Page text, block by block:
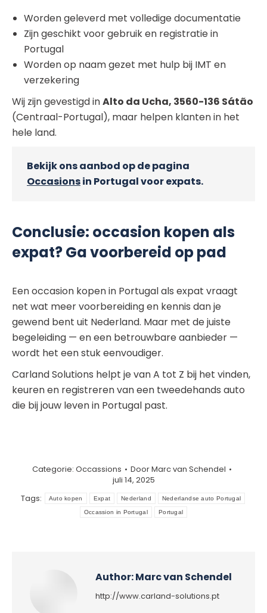
Worden geleverd met volledige documentatie
Zijn geschikt voor gebruik en registratie in
Portugal
Worden op naam gezet met hulp bij IMT en
verzekering
Wij zijn gevestigd inAlto da Ucha, 3560-136 Sátão
(Centraal-Portugal), maar helpen klanten in het
hele land.
Bekijk ons aanbod op de pagina
Occasionsin Portugal voor expats.
Conclusie: occasion kopen als
expat? Ga voorbereid op pad
Een occasion kopen in Portugal als expat vraagt
net wat meer voorbereiding en kennis dan je
gewend bent uit Nederland. Maar met de juiste
begeleiding — en een betrouwbare aanbieder —
wordt het een stuk eenvoudiger.
Carland Solutions helpt je van A tot Z bij het vinden,
keuren en registreren van een tweedehands auto
die bij jouw leven in Portugal past.
Categorie: Occassions DoorMarc van Schendel
juli 14, 2025
Tags:
Auto kopen Expat Nederland Nederlandse auto Portugal
Occassion in Portugal Portugal
Author:Marc van Schendel
http://www.carland-solutions.pt